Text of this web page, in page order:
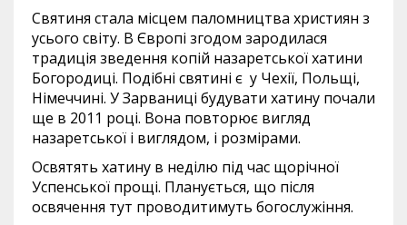
Святиня стала місцем паломництва християн з
усього світу. В Європі згодом зародилася
традиція зведення копій назаретської хатини
Богородиці. Подібні святині є у Чехії, Польщі,
Німеччині. У Зарваниці будувати хатину почали
ще в 2011 році. Вона повторює вигляд
назаретської і виглядом, і розмірами.
Освятять хатину в неділю під час щорічної
Успенської прощі. Планується, що після
освячення тут проводитимуть богослужіння.